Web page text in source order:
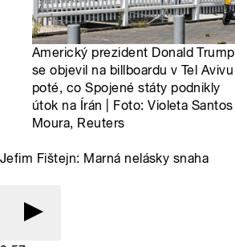
Americký prezident Donald Trump
se objevil na billboardu v Tel Avivu
poté, co Spojené státy podnikly
útok na Írán | Foto: Violeta Santos
Moura, Reuters
Jefim Fištejn: Marná nelásky snaha